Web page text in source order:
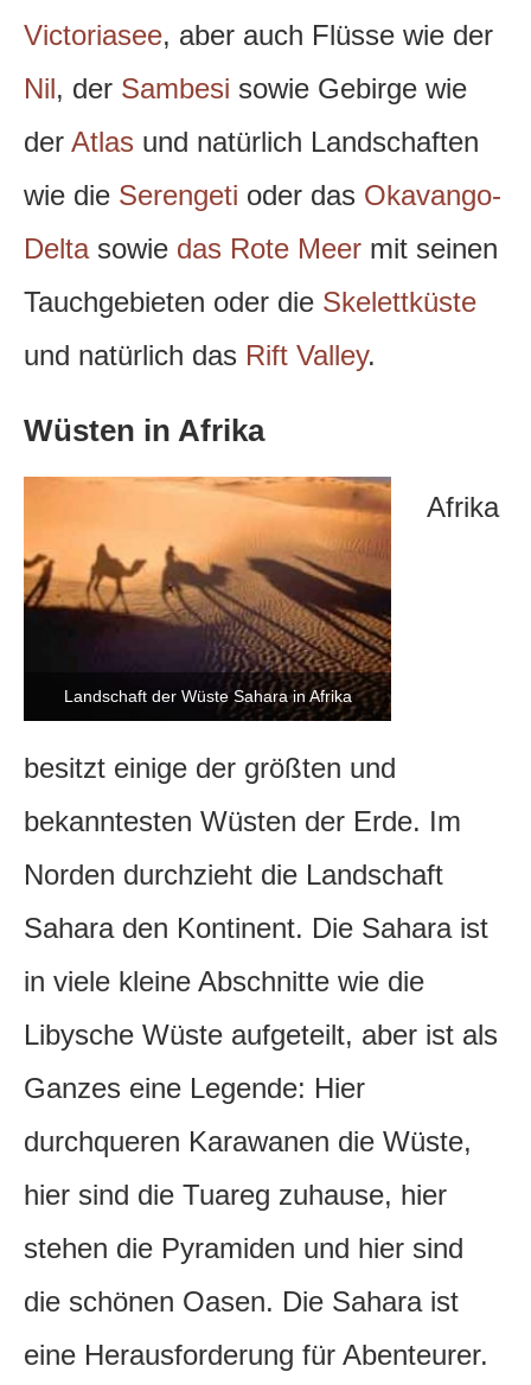
Victoriasee, aber auch Flüsse wie der
Nil, der Sambesi sowie Gebirge wie
der Atlas und natürlich Landschaften
wie die Serengeti oder das Okavango-
Deltasowie das Rote Meer mit seinen
Tauchgebieten oder die Skelettküste
und natürlich das Rift Valley.
Wüsten in Afrika
Landschaft der Wüste Sahara in Afrika
Afrika
besitzt einige der größten und
bekanntesten Wüsten der Erde. Im
Norden durchzieht die Landschaft
Sahara den Kontinent. Die Sahara ist
in viele kleine Abschnitte wie die
Libysche Wüste aufgeteilt, aber ist als
Ganzes eine Legende: Hier
durchqueren Karawanen die Wüste,
hier sind die Tuareg zuhause, hier
stehen die Pyramiden und hier sind
die schönen Oasen. Die Sahara ist
eine Herausforderung für Abenteurer.